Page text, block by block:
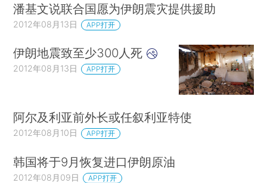
潘基文说联合国愿为伊朗震灾提供援助
2012年08月13日 APP打开
伊朗地震致至少300人死
2012年08月13日 APP打开
阿尔及利亚前外长或任叙利亚特使
2012年08月10日 APP打开
韩国将于9月恢复进口伊朗原油
2012年08月09日 APP打开